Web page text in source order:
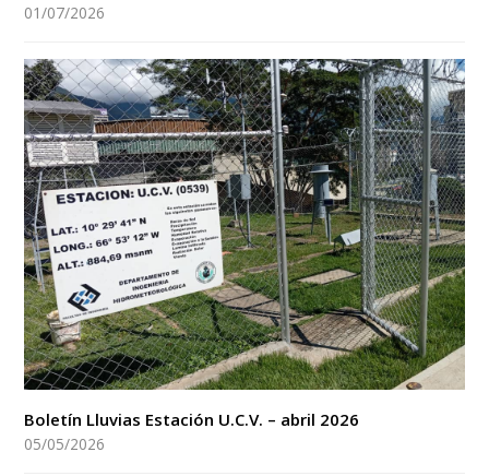
01/07/2026
Boletín Lluvias Estación U.C.V. – abril 2026
05/05/2026